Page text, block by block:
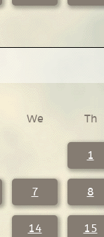
We Th
1
7 8
14 15